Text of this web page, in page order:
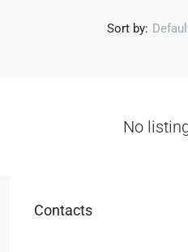
Sort by:
No
Contacts